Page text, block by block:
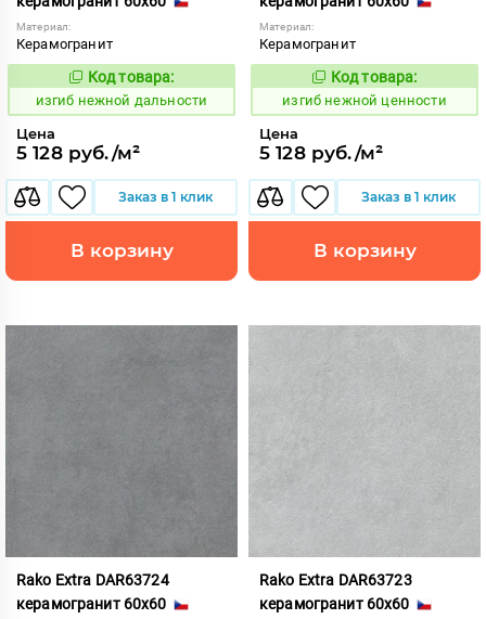
Материал:
Керамогранит
570621
Код товара:
изгиб нежной дальности
Цена
5 128 руб./м²
Заказ в 1 клик
В корзину
Материал:
Керамогранит
570617
Код товара:
изгиб нежной ценности
Цена
5 128 руб./м²
Заказ в 1 клик
В корзину
Rako Extra DAR63724
керамогранит 60x60
Rako Extra DAR63723
керамогранит 60x60